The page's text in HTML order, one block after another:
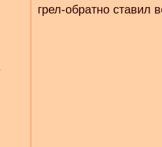
грел-обратно ставил